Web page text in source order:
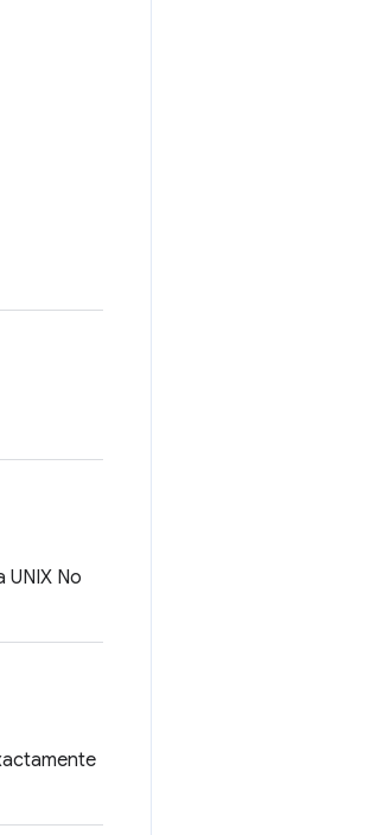
No